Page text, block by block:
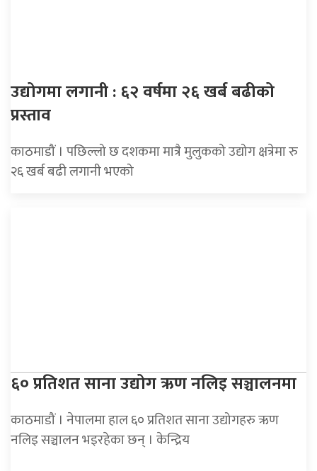
उद्योगमा लगानी : ६२ वर्षमा २६ खर्ब बढीको
प्रस्ताव
काठमाडौं । पछिल्लो छ दशकमा मात्रै मुलुकको उद्योग क्षत्रेमा रु
२६ खर्ब बढी लगानी भएको
६० प्रतिशत साना उद्योग ऋण नलिइ सञ्चालनमा
काठमाडौं । नेपालमा हाल ६० प्रतिशत साना उद्योगहरु ऋण
नलिइ सञ्चालन भइरहेका छन् । केन्द्रिय